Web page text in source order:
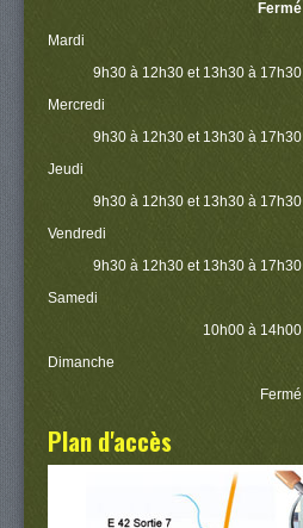
Fermé
Mardi
9h30 à 12h30 et 13h30 à 17h30
Mercredi
9h30 à 12h30 et 13h30 à 17h30
Jeudi
9h30 à 12h30 et 13h30 à 17h30
Vendredi
9h30 à 12h30 et 13h30 à 17h30
Samedi
10h00 à 14h00
Dimanche
Fermé
Plan d'accès